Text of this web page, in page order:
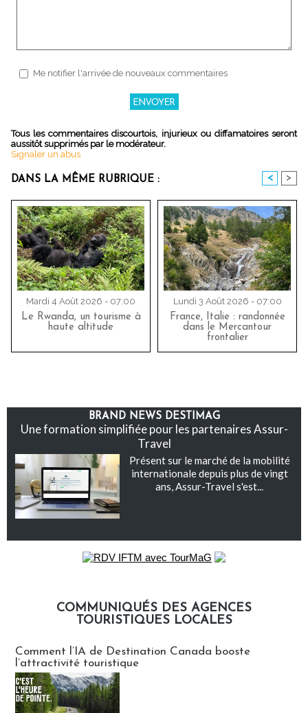
Me notifier l'arrivée de nouveaux commentaires
Tous les commentaires discourtois, injurieux ou diffamatoires seront
aussitôt supprimés par le modérateur.
Signaler un abus
DANS LA MÊME RUBRIQUE : < >
Mardi 4 Août 2026 - 07:00
Le Rwanda, un tourisme à
haute altitude
Lundi 3 Août 2026 - 07:00
France, Italie : randonnée
dans le Mercantour
frontalier
BRAND NEWS DESTIMAG
Une formation simplifiée pour les partenaires Assur-
Travel
Présent sur le marché de la mobilité
internationale depuis plus de vingt
ans, Assur-Travel s'est...
COMMUNIQUÉS DES AGENCES
TOURISTIQUES LOCALES
Comment l’IA de Destination Canada booste
l’attractivité touristique